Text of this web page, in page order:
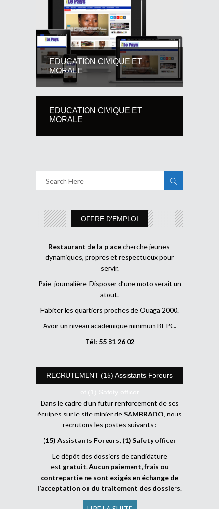
EDUCATION CIVIQUE ET
MORALE
EDUCATION CIVIQUE ET
MORALE
OFFRE D’EMPLOI
Restaurant de la placecherche jeunes
dynamiques, propres et respectueux pour
servir.
Paie journalière Disposer d’une moto serait un
atout.
Habiter les quartiers proches de Ouaga 2000.
Avoir un niveau académique minimum BEPC.
Tél: 55 81 26 02
RECRUTEMENT (15) Assistants Foreurs
et (1) Safety officer
Dans le cadre d’un futur renforcement de ses
équipes sur le site minier deSAMBRADO, nous
recrutons les postes suivants :
(15) Assistants Foreurs, (1) Safety officer
Le dépôt des dossiers de candidature
est gratuit.Aucun paiement, frais ou
contrepartie ne sont exigés en échange de
l’acceptation ou du traitement des dossiers.